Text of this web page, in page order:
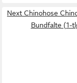
Next Chinohose
Bundfalte (1-